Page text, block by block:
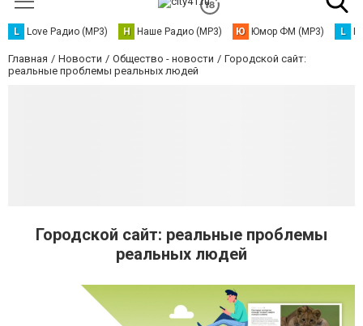
L Love Радио (MP3) Н Наше Радио (MP3) Ю Юмор ФМ (MP3) L
Главная Новости Общество - новости
Городской сайт:
реальные проблемы реальных людей
Городской сайт: реальные проблемы
реальных людей